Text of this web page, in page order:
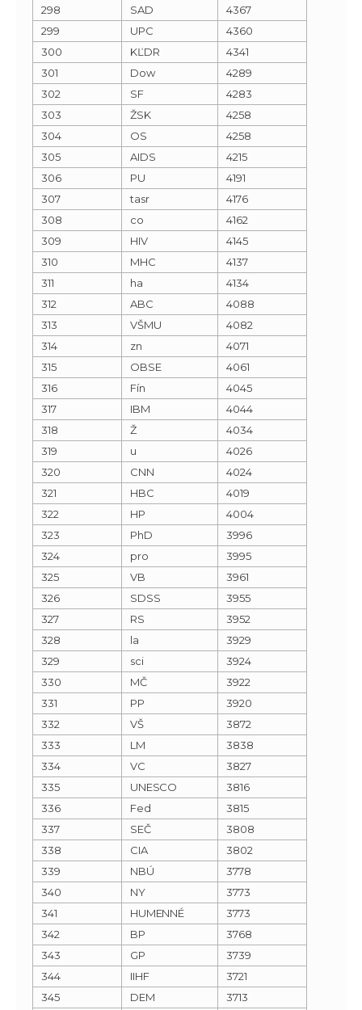
298 SAD
4367
299
UPC
4360
300
KĽDR
4341
301
Dow
4289
302
SF
4283
303
ŽSK
4258
304
OS
4258
305
AIDS
4215
306
PU
4191
307
tasr
4176
308
co
4162
309
HIV
4145
310
MHC
4137
311
ha
4134
312
ABC
4088
313
VŠMU
4082
314
zn
4071
315
OBSE
4061
316
Fín
4045
317
IBM
4044
318
Ž
4034
319
u
4026
320
CNN
4024
321
HBC
4019
322
HP
4004
323
PhD
3996
324
pro
3995
325
VB
3961
326
SDSS
3955
327
RS
3952
328
la
3929
329
sci
3924
330
MČ
3922
331
PP
3920
332
VŠ
3872
333
LM
3838
334
VC
3827
335
UNESCO
3816
336
Fed
3815
337
SEČ
3808
338
CIA
3802
339
NBÚ
3778
340
NY
3773
341
HUMENNÉ
3773
342
BP
3768
343
GP
3739
344
IIHF
3721
345
DEM
3713